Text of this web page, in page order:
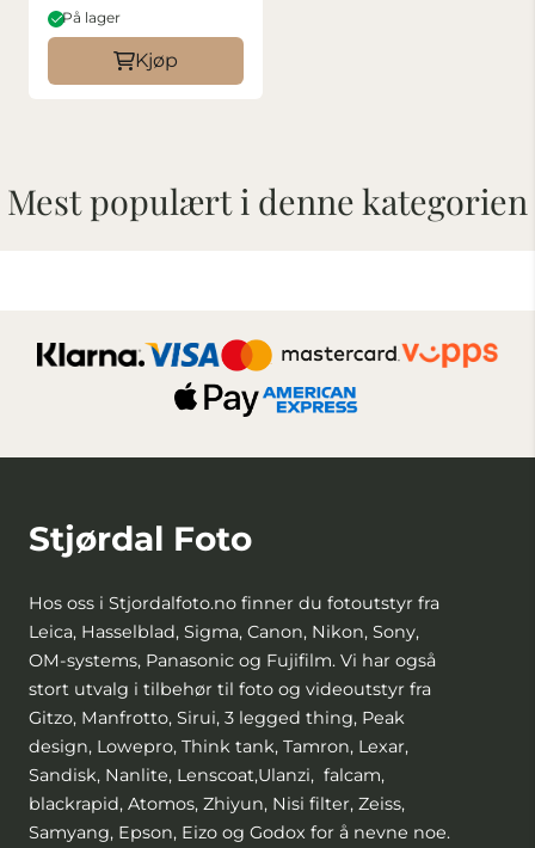
På lager
Kjøp
Mest populært i denne kategorien
Stjørdal Foto
Hos oss i Stjordalfoto.no finner du fotoutstyr fra
Leica, Hasselblad, Sigma, Canon, Nikon, Sony,
OM-systems, Panasonic og Fujifilm. Vi har også
stort utvalg i tilbehør til foto og videoutstyr fra
Gitzo, Manfrotto, Sirui, 3 legged thing, Peak
design, Lowepro, Think tank, Tamron, Lexar,
Sandisk, Nanlite, Lenscoat,Ulanzi, falcam,
blackrapid, Atomos, Zhiyun, Nisi filter, Zeiss,
Samyang, Epson, Eizo og Godox for å nevne noe.